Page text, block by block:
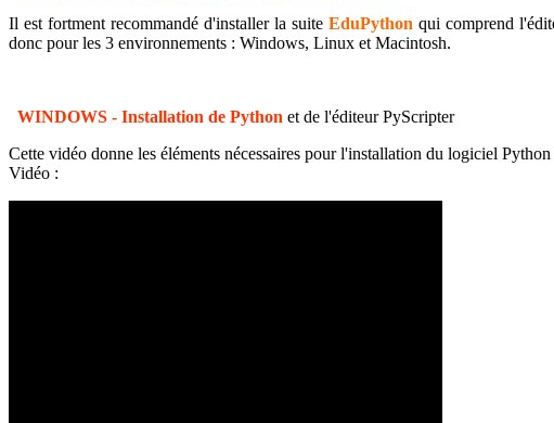
Il est fortment recommandé d'installer la suite EduPython qui comprend
donc pour les 3 environnements : Windows, Linux et Macintosh.
WINDOWS - Installation de Python et de l'éditeur PyScripter
Cette vidéo donne les éléments nécessaires pour l'installation du logiciel
Vidéo :